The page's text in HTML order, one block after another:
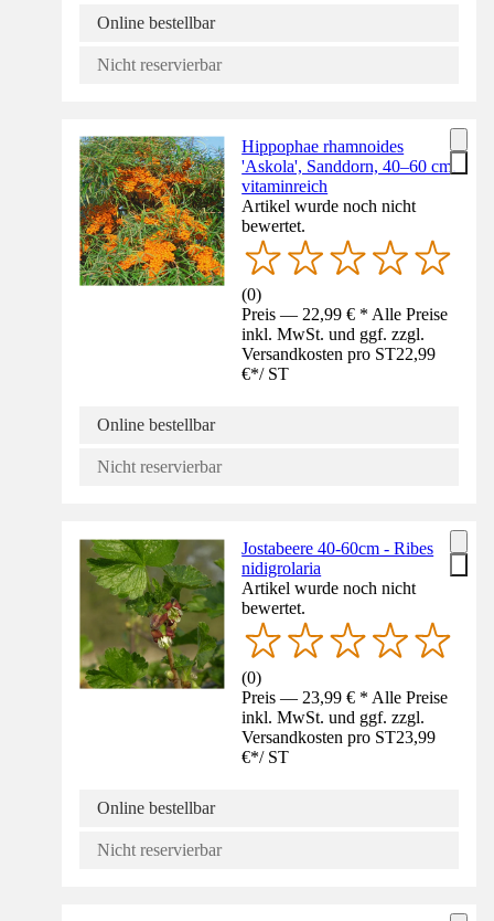
Online bestellbar
Nicht reservierbar
Hippophae rhamnoides
'Askola', Sanddorn, 40–60 cm,
vitaminreich
Artikel wurde noch nicht
bewertet.
(0)
Preis — 22,99 € * Alle Preise
inkl. MwSt. und ggf. zzgl.
Versandkosten pro ST22,99
€*/ ST
Online bestellbar
Nicht reservierbar
Jostabeere 40-60cm - Ribes
nidigrolaria
Artikel wurde noch nicht
bewertet.
(0)
Preis — 23,99 € * Alle Preise
inkl. MwSt. und ggf. zzgl.
Versandkosten pro ST23,99
€*/ ST
Online bestellbar
Nicht reservierbar